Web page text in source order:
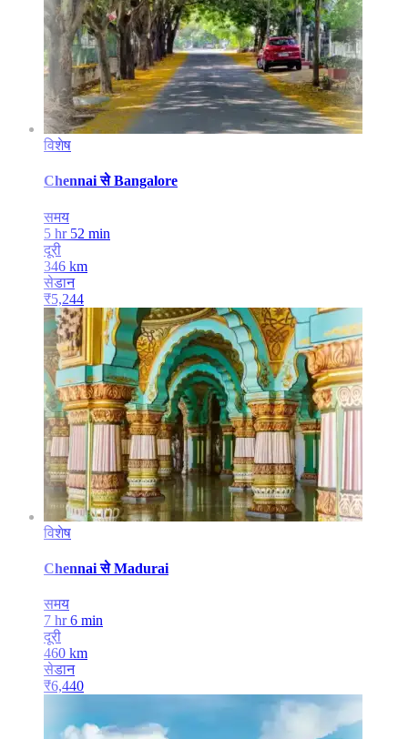
विशेष
Chennai से Bangalore
समय
5 hr 52 min
दूरी
346 km
सेडान
₹5,244
विशेष
Chennai से Madurai
समय
7 hr 6 min
दूरी
460 km
सेडान
₹6,440